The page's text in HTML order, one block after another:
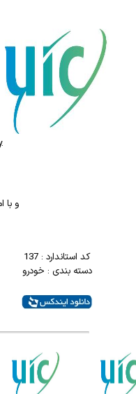
و با
کد استاندارد : 137
دسته بندی : خودرو